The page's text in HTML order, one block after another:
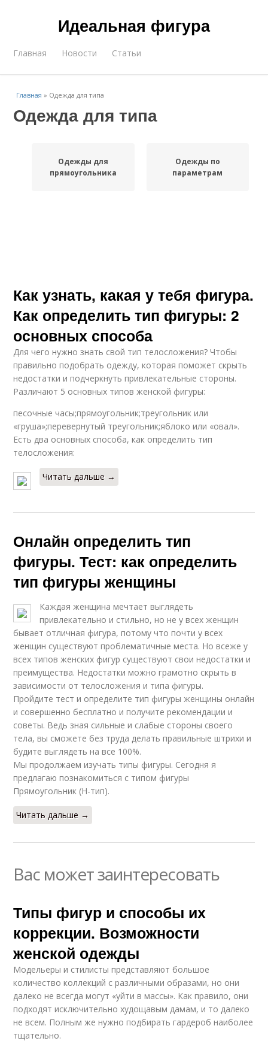
Идеальная фигура
Главная Новости Статьи
Главная » Одежда для типа
Одежда для типа
Одежды для
прямоугольника
Одежды по
параметрам
Как узнать, какая у тебя фигура.
Как определить тип фигуры: 2
основных способа
Для чего нужно знать свой тип телосложения? Чтобы
правильно подобрать одежду, которая поможет скрыть
недостатки и подчеркнуть привлекательные стороны.
Различают 5 основных типов женской фигуры:
песочные часы;прямоугольник;треугольник или
«груша»;перевернутый треугольник;яблоко или «овал».
Есть два основных способа, как определить тип
телосложения:
Читать дальше →
Онлайн определить тип
фигуры. Тест: как определить
тип фигуры женщины
Каждая женщина мечтает выглядеть
привлекательно и стильно, но не у всех женщин
бывает отличная фигура, потому что почти у всех
женщин существуют проблематичные места. Но всеже у
всех типов женских фигур существуют свои недостатки и
преимущества. Недостатки можно грамотно скрыть в
зависимости от телосложения и типа фигуры.
Пройдите тест и определите тип фигуры женщины онлайн
и совершенно бесплатно и получите рекомендации и
советы. Ведь зная сильные и слабые стороны своего
тела, вы сможете без труда делать правильные штрихи и
будите выглядеть на все 100%.
Мы продолжаем изучать типы фигуры. Сегодня я
предлагаю познакомиться с типом фигуры
Прямоугольник (H-тип).
Читать дальше →
Вас может заинтересовать
Типы фигур и способы их
коррекции. Возможности
женской одежды
Модельеры и стилисты представляют большое
количество коллекций с различными образами, но они
далеко не всегда могут «уйти в массы». Как правило, они
подходят исключительно худощавым дамам, и то далеко
не всем. Полным же нужно подбирать гардероб наиболее
тщательно.